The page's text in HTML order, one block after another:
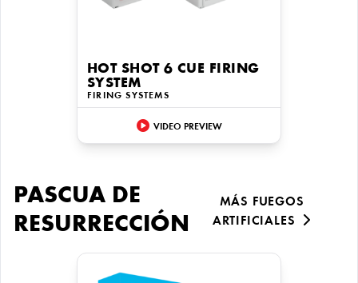
HOT SHOT 6 CUE FIRING
SYSTEM
FIRING SYSTEMS
VIDEO PREVIEW
PASCUA DE
RESURRECCIÓN
MÁS FUEGOS
ARTIFICIALES